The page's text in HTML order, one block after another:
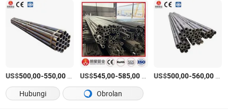
US$500,00-550,00 US$545,00-585,00/Ton AS US$500,00-560,00
Hubungi
Obrolan